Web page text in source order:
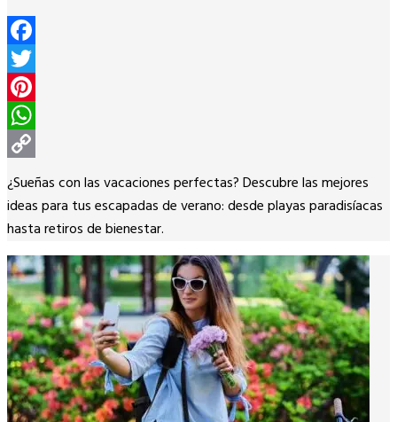
Facebook
Twitter
Pinterest
WhatsApp
Copy
Link
¿Sueñas con las vacaciones perfectas? Descubre las mejores
ideas para tus escapadas de verano: desde playas paradisíacas
hasta retiros de bienestar.